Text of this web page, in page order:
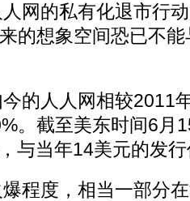
网的私有化退市行
的想象空间恐已不能
的人人网相较2011
。截至美东时间6月
与当年14美元的发
程度，相当一部分